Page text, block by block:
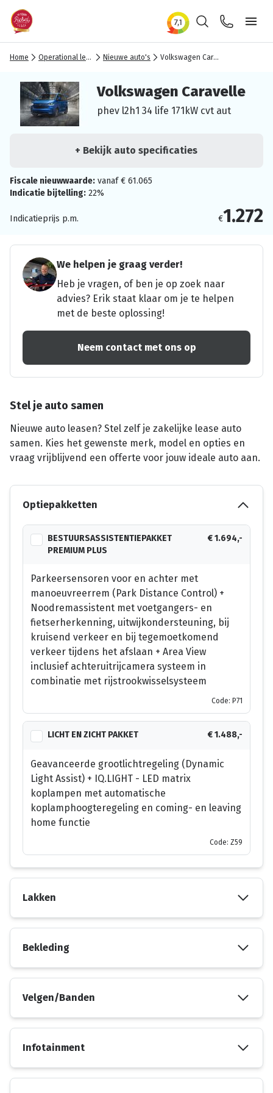
ZoekenContact
Home Operational lease Nieuwe auto's Volkswagen Caravelle
Volkswagen Caravelle
phev l2h1 34 life 171kW cvt aut
+ Bekijk auto specificaties
Fiscale nieuwwaarde: vanaf € 61.065
Indicatie bijtelling: 22%
Indicatieprijs p.m. €1.272
We helpen je graag verder!
Heb je vragen, of ben je op zoek naar
advies? Erik staat klaar om je te helpen
met de beste oplossing!
Neem contact met ons op
Stel je auto samen
Nieuwe auto leasen? Stel zelf je zakelijke lease auto
samen. Kies het gewenste merk, model en opties en
vraag vrijblijvend een offerte voor jouw ideale auto aan.
Optiepakketten
BESTUURSASSISTENTIEPAKKET
PREMIUM PLUS
€ 1.694,-
Parkeersensoren voor en achter met
manoeuvreerrem (Park Distance Control) +
Noodremassistent met voetgangers- en
fietserherkenning, uitwijkondersteuning, bij
kruisend verkeer en bij tegemoetkomend
verkeer tijdens het afslaan + Area View
inclusief achteruitrijcamera systeem in
combinatie met rijstrookwisselsysteem
Code: P71
LICHT EN ZICHT PAKKET € 1.488,-
Geavanceerde grootlichtregeling (Dynamic
Light Assist) + IQ.LIGHT - LED matrix
koplampen met automatische
koplamphoogteregeling en coming- en leaving
home functie
Code: Z59
Lakken
Bekleding
Velgen/Banden
Infotainment